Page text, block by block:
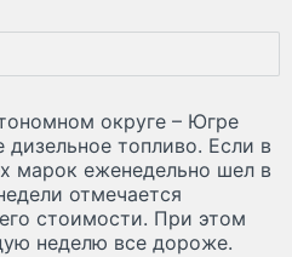
округе – Югре
топливо. Если в
марок еженедельно шел в
отмечается
стоимости. При этом
неделю все дороже.